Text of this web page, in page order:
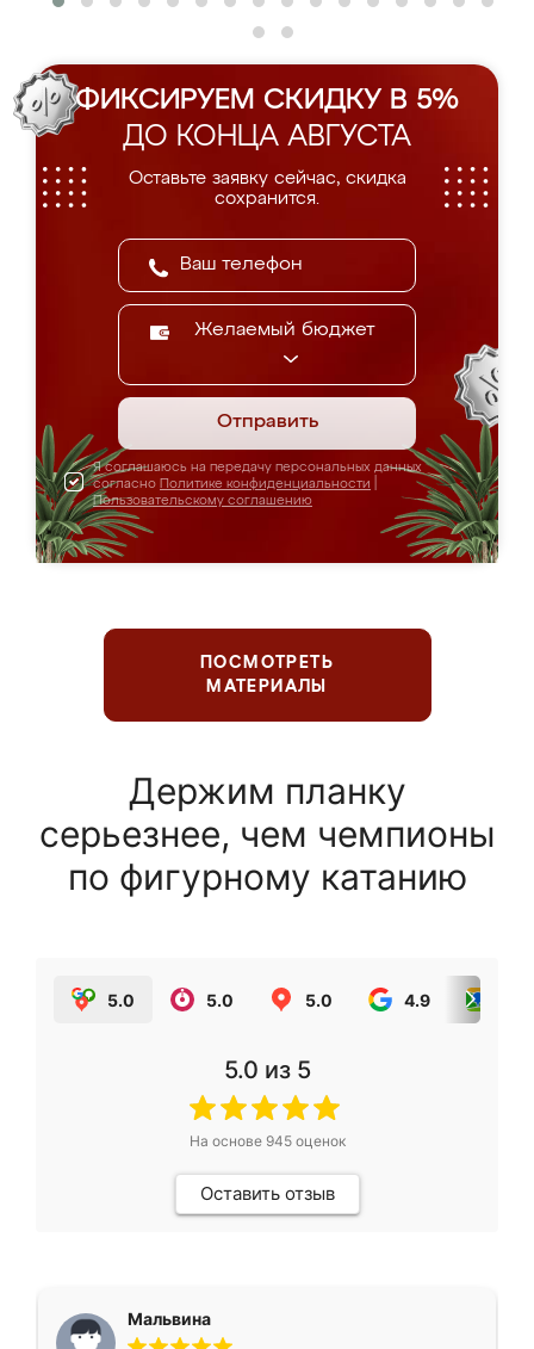
ФИКСИРУЕМ СКИДКУ В 5%
ДО КОНЦА АВГУСТА
Оставьте заявку сейчас, скидка
сохранится.
Желаемый бюджет
Отправить
Я соглашаюсь на передачу персональных данных
согласно Политике конфиденциальности
Пользовательскому соглашению
ПОСМОТРЕТЬ
МАТЕРИАЛЫ
Держим планку
серьезнее, чем чемпионы
по фигурному катанию
5.0 5.0 5.0 4.9
5.0 из 5
На основе 945оценок
Оставить отзыв
Мальвина